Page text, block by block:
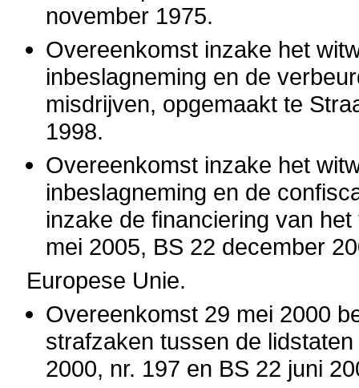
november 1975.
Overeenkomst inzake het
inbeslagneming en de
misdrijven, opgemaakt te
1998.
Overeenkomst inzake het
inbeslagneming en de
inzake de financiering van
mei 2005, BS 22 december
Europese Unie.
Overeenkomst 29 mei 2000
strafzaken tussen de
2000, nr. 197 en BS 22 juni